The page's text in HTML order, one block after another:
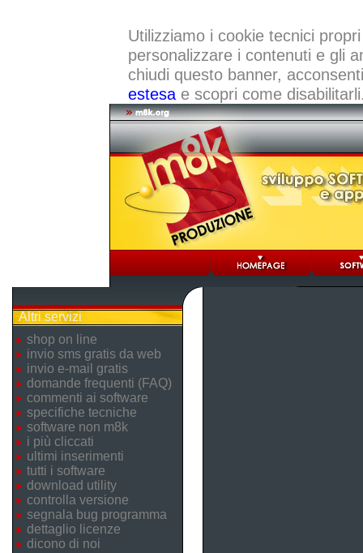
Utilizziamo i cookie tecnici
personalizzare i contenuti e gli
chiudi questo banner,
estesae scopri come
Altri servizi
shop on line
invio sms gratis da web
invio e-mail gratis
domande frequenti (FAQ)
commenti ai software
specifiche tecniche
software non m8k
i più cliccati
ultimi inserimenti
tutti i software
download utility
controlla versione
segnala bug programma
dettaglio licenze
dicono di noi